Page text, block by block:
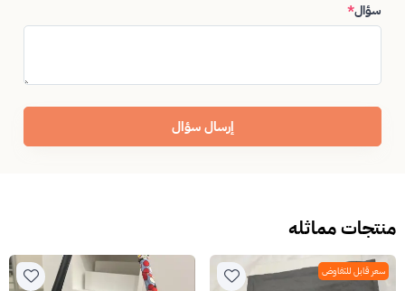
سؤال*
إرسال سؤال
منتجات مماثله
سعر قابل للتفاوض